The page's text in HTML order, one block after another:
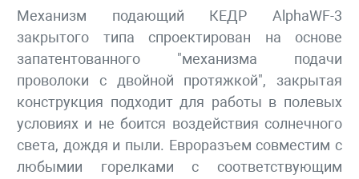
Механизм подающий КЕДР AlphaWF-3
закрытого типа спроектирован на основе
запатентованного "механизма подачи
проволоки с двойной протяжкой", закрытая
конструкция подходит для работы в полевых
условиях и не боится воздействия солнечного
света, дождя и пыли. Евроразъем совместим с
любымии горелками с соответствующим